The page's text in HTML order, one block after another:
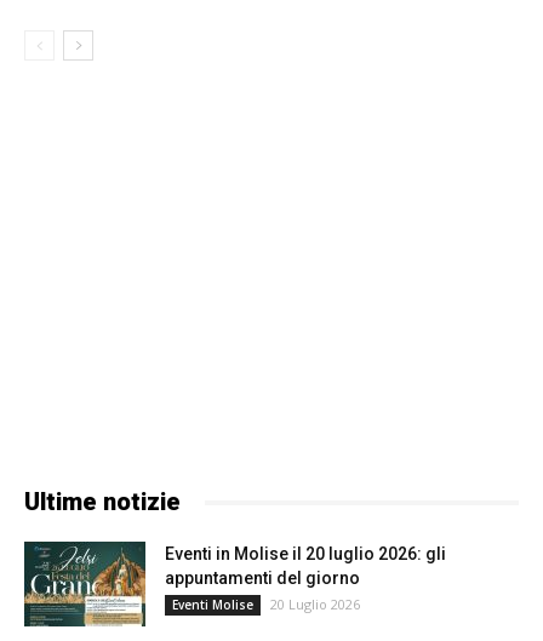
Ultime notizie
Eventi in Molise il 20 luglio 2026: gli
appuntamenti del giorno
Eventi Molise 20 Luglio 2026